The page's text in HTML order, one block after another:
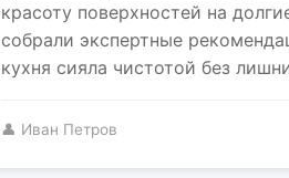
красоту поверхностей на
собрали экспертные
кухня сияла чистотой без
👤 Иван Петров